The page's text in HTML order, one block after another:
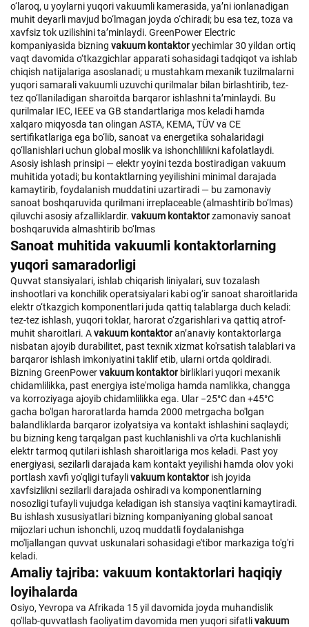
o‘laroq, u yoylarni yuqori vakuumli kamerasida, ya’ni ionlanadigan
muhit deyarli mavjud bo‘lmagan joyda o‘chiradi; bu esa tez, toza va
xavfsiz tok uzilishini ta’minlaydi. GreenPower Electric
kompaniyasida bizning vakuum kontaktoryechimlar 30 yildan ortiq
vaqt davomida o‘tkazgichlar apparati sohasidagi tadqiqot va ishlab
chiqish natijalariga asoslanadi; u mustahkam mexanik tuzilmalarni
yuqori samarali vakuumli uzuvchi qurilmalar bilan birlashtirib, tez-
tez qo‘llaniladigan sharoitda barqaror ishlashni ta’minlaydi. Bu
qurilmalar IEC, IEEE va GB standartlariga mos keladi hamda
xalqaro miqyosda tan olingan ASTA, KEMA, TÜV va CE
sertifikatlariga ega bo‘lib, sanoat va energetika sohalaridagi
qo‘llanishlari uchun global moslik va ishonchlilikni kafolatlaydi.
Asosiy ishlash prinsipi — elektr yoyini tezda bostiradigan vakuum
muhitida yotadi; bu kontaktlarning yeyilishini minimal darajada
kamaytirib, foydalanish muddatini uzartiradi — bu zamonaviy
sanoat boshqaruvida qurilmani irreplaceable (almashtirib bo‘lmas)
qiluvchi asosiy afzalliklardir. vakuum kontaktorzamonaviy sanoat
boshqaruvida almashtirib bo‘lmas
Sanoat muhitida vakuumli kontaktorlarning
yuqori samaradorligi
Quvvat stansiyalari, ishlab chiqarish liniyalari, suv tozalash
inshootlari va konchilik operatsiyalari kabi og‘ir sanoat sharoitlarida
elektr o‘tkazgich komponentlari juda qattiq talablarga duch keladi:
tez-tez ishlash, yuqori toklar, harorat o‘zgarishlari va qattiq atrof-
muhit sharoitlari. Avakuum kontaktoranʼanaviy kontaktorlarga
nisbatan ajoyib durabilitet, past texnik xizmat ko'rsatish talablari va
barqaror ishlash imkoniyatini taklif etib, ularni ortda qoldiradi.
Bizning GreenPowervakuum kontaktor birliklari yuqori mexanik
chidamlilikka, past energiya iste'moliga hamda namlikka, changga
va korroziyaga ajoyib chidamlilikka ega. Ular −25°C dan +45°C
gacha bo'lgan haroratlarda hamda 2000 metrgacha bo'lgan
balandliklarda barqaror izolyatsiya va kontakt ishlashini saqlaydi;
bu bizning keng tarqalgan past kuchlanishli va o'rta kuchlanishli
elektr tarmoq qutilari ishlash sharoitlariga mos keladi. Past yoy
energiyasi, sezilarli darajada kam kontakt yeyilishi hamda olov yoki
portlash xavfi yo'qligi tufaylivakuum kontaktor ish joyida
xavfsizlikni sezilarli darajada oshiradi va komponentlarning
nosozligi tufayli vujudga keladigan ish stansiya vaqtini kamaytiradi.
Bu ishlash xususiyatlari bizning kompaniyaning global sanoat
mijozlari uchun ishonchli, uzoq muddatli foydalanishga
mo'ljallangan quvvat uskunalari sohasidagi e'tibor markaziga to'g'ri
keladi.
Amaliy tajriba: vakuum kontaktorlari haqiqiy
loyihalarda
Osiyo, Yevropa va Afrikada 15 yil davomida joyda muhandislik
qo'llab-quvvatlash faoliyatim davomida men yuqori sifatlivakuum